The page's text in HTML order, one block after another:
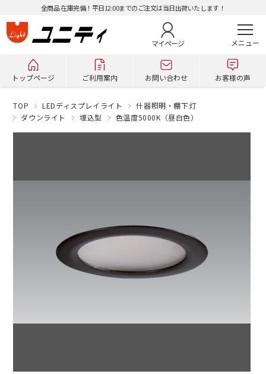
全商品 在庫完備！平日12:00までのご注文は当日出荷いたします！
マイページ
トップページ ご利用案内 お問い合わせ お客様の声
TOP LEDディスプレイライト
什器照明・棚下灯
ダウンライト
埋込型 色温度5000K（昼白色）